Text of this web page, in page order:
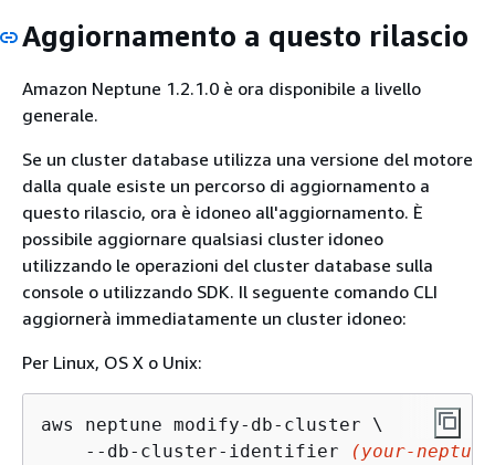
Aggiornamento a questo rilascio
Amazon Neptune 1.2.1.0 è ora disponibile a livello
generale.
Se un cluster database utilizza una versione del motore
dalla quale esiste un percorso di aggiornamento a
questo rilascio, ora è idoneo all'aggiornamento. È
possibile aggiornare qualsiasi cluster idoneo
utilizzando le operazioni del cluster database sulla
console o utilizzando SDK. Il seguente comando CLI
aggiornerà immediatamente un cluster idoneo:
Per Linux, OS X o Unix:
aws neptune modify-db-cluster \
    --db-cluster-identifier
(your-